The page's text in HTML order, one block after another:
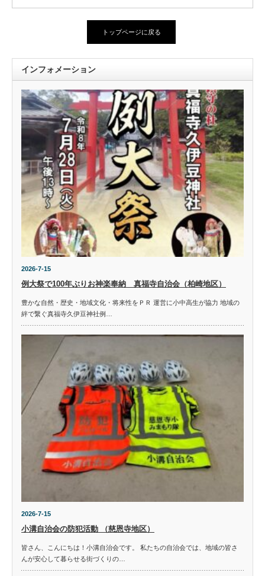
トップページに戻る
インフォメーション
2026-7-15
例大祭で100年ぶりお神楽奉納 真福寺自治会（柏崎地区）
豊かな自然・歴史・地域文化・将来性をＰＲ 運営に小中高生が協力 地域の
絆で繋ぐ真福寺久伊豆神社例…
2026-7-15
小溝自治会の防犯活動 （慈恩寺地区）
皆さん、こんにちは！小溝自治会です。 私たちの自治会では、地域の皆さ
んが安心して暮らせる街づくりの…